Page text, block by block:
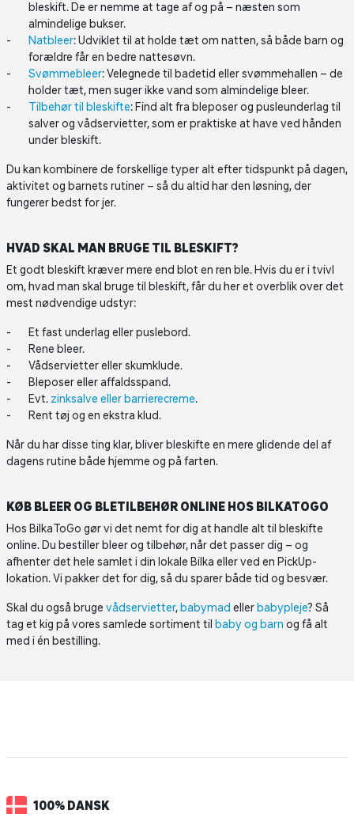
bleskift. De er nemme at tage af og på – næsten som
almindelige bukser.
Natbleer: Udviklet til at holde tæt om natten, så både barn og
forældre får en bedre nattesøvn.
Svømmebleer: Velegnede til badetid eller svømmehallen – de
holder tæt, men suger ikke vand som almindelige bleer.
Tilbehør til bleskifte: Find alt fra bleposer og pusleunderlag til
salver og vådservietter, som er praktiske at have ved hånden
under bleskift.
Du kan kombinere de forskellige typer alt efter tidspunkt på dagen,
aktivitet og barnets rutiner – så du altid har den løsning, der
fungerer bedst for jer.
HVAD SKAL MAN BRUGE TIL BLESKIFT?
Et godt bleskift kræver mere end blot en ren ble. Hvis du er i tvivl
om, hvad man skal bruge til bleskift, får du her et overblik over det
mest nødvendige udstyr:
Et fast underlag eller puslebord.
Rene bleer.
Vådservietter eller skumklude.
Bleposer eller affaldsspand.
Evt. zinksalve eller barrierecreme.
Rent tøj og en ekstra klud.
Når du har disse ting klar, bliver bleskifte en mere glidende del af
dagens rutine både hjemme og på farten.
KØB BLEER OG BLETILBEHØR ONLINE HOS BILKATOGO
Hos BilkaToGo gør vi det nemt for dig at handle alt til bleskifte
online. Du bestiller bleer og tilbehør, når det passer dig – og
afhenter det hele samlet i din lokale Bilka eller ved en PickUp-
lokation. Vi pakker det for dig, så du sparer både tid og besvær.
Skal du også bruge vådservietter, babymad eller babypleje? Så
tag et kig på vores samlede sortiment til baby og barn og få alt
med i én bestilling.
100% DANSK